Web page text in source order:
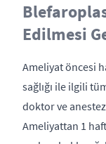
Edilmesi
Ameliyat öncesi
sağlığı ile ilgili
doktor ve
Ameliyattan 1